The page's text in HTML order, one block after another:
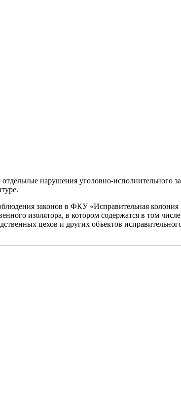
нарушения уголовно-исполнительного
законов в ФКУ «Исправительная
изолятора, в котором содержатся в том
цехов и других объектов